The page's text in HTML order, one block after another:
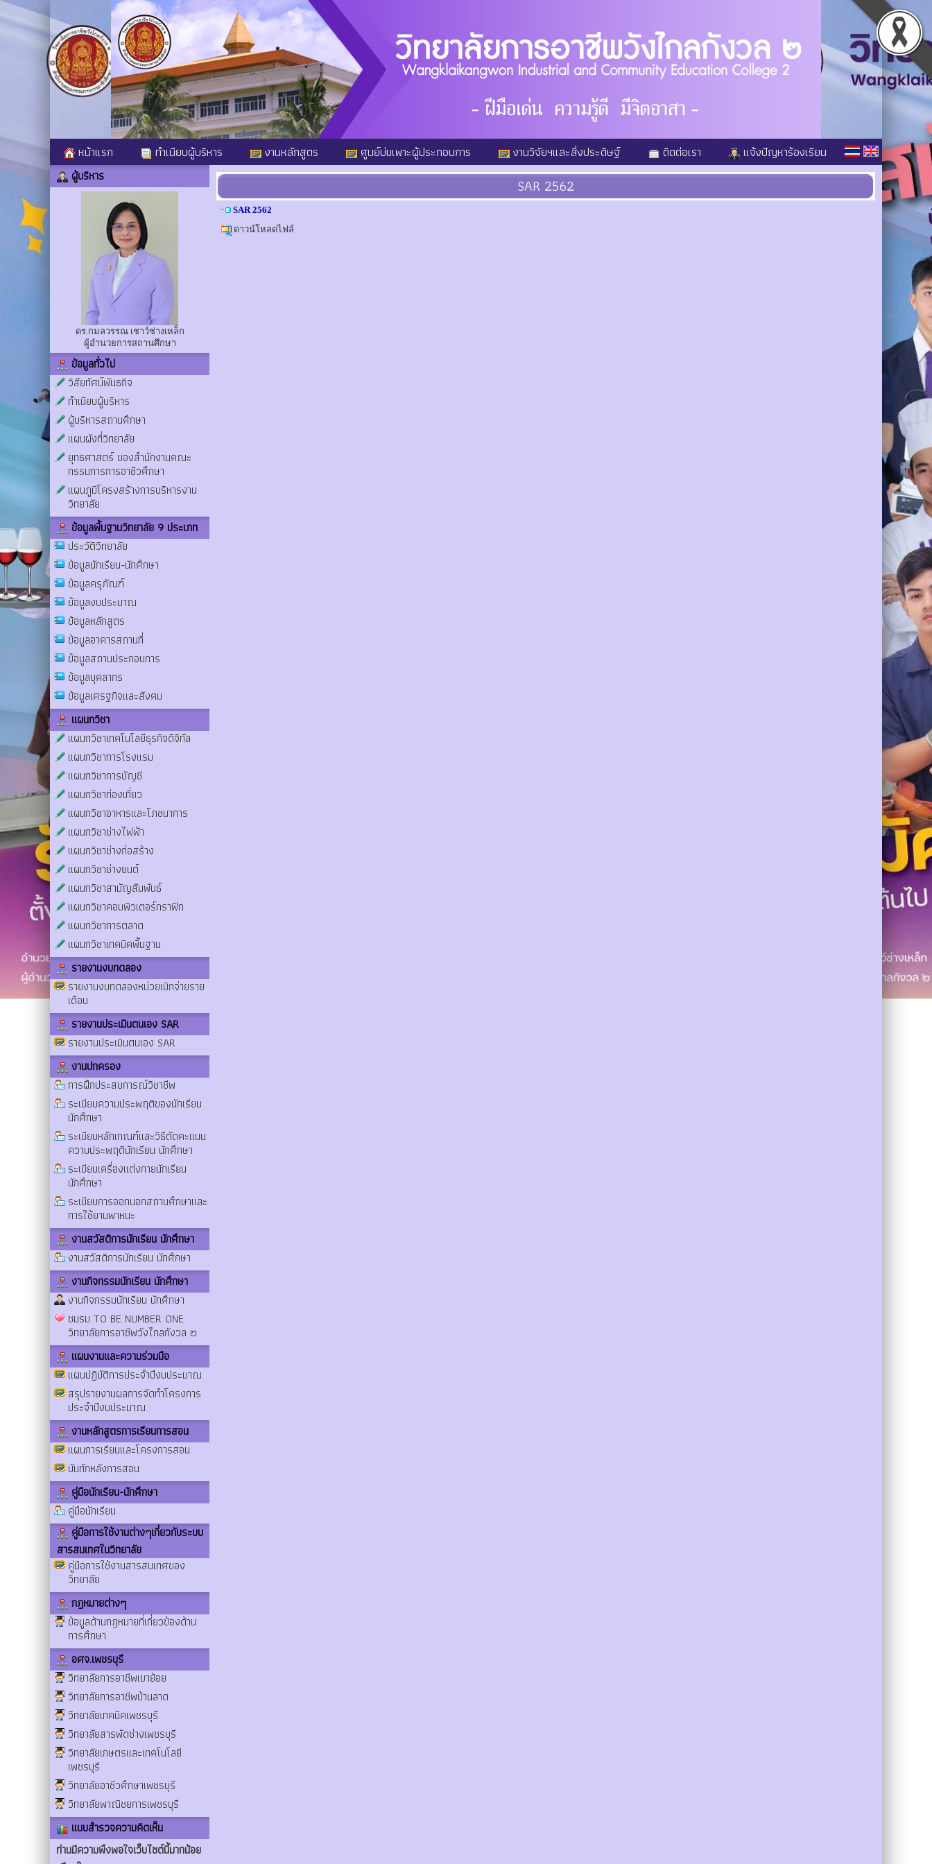
หน้าแรก ทำเนียบผู้บริหาร งานหลักสูตร ศูนย์บ่มเพาะผู้ประกอบการ งานวิจัยฯและสิ่งประดิษฐ์ ติดต่อเรา แจ้งปัญหาร้องเรียน
ผู้บริหาร
ดร.กมลวรรณ เชาว์ช่างเหล็ก
ผู้อำนวยการสถานศึกษา
ข้อมูลทั่วไป
วิสัยทัศน์พันธกิจ
ทำเนียบผู้บริหาร
ผู้บริหารสถานศึกษา
แผนผังที่วิทยาลัย
ยุทธศาสตร์ ของสำนักงานคณะ
กรรมการการอาชีวศึกษา
แผนภูมิโครงสร้างการบริหารงาน
วิทยาลัย
ข้อมูลพื้นฐานวิทยาลัย 9 ประเภท
ประวัติวิทยาลัย
ข้อมูลนักเรียน-นักศึกษา
ข้อมูลครุภัณฑ์
ข้อมูลงบประมาณ
ข้อมูลหลักสูตร
ข้อมูลอาคารสถานที่
ข้อมูลสถานประกอบการ
ข้อมูลบุคลากร
ข้อมูลเศรฐกิจและสังคม
แผนกวิชา
แผนกวิชาเทคโนโลยีธุรกิจดิจิทัล
แผนกวิชาการโรงแรม
แผนกวิชาการบัญชี
แผนกวิชาท่องเที่ยว
แผนกวิชาอาหารและโภชนาการ
แผนกวิชาช่างไฟฟ้า
แผนกวิชาช่างก่อสร้าง
แผนกวิชาช่างยนต์
แผนกวิชาสามัญสัมพันธ์
แผนกวิชาคอมพิวเตอร์กราฟิก
แผนกวิชาการตลาด
แผนกวิชาเทคนิคพื้นฐาน
รายงานงบทดลอง
รายงานงบทดลองหน่วยเบิกจ่ายราย
เดือน
รายงานประเมินตนเอง SAR
รายงานประเมินตนเอง SAR
งานปกครอง
การฝึกประสบการณ์วิชาชีพ
ระเบียบความประพฤติของนักเรียน
นักศึกษา
ระเบียบหลักเกณฑ์และวิธีตัดคะแนน
ความประพฤตินักเรียน นักศึกษา
ระเบียบเครื่องแต่งกายนักเรียน
นักศึกษา
ระเบียบการออกนอกสถานศึกษาและ
การใช้ยานพาหนะ
งานสวัสดิการนักเรียน นักศึกษา
งานสวัสดิการนักเรียน นักศึกษา
งานกิจกรรมนักเรียน นักศึกษา
งานกิจกรรมนักเรียน นักศึกษา
ชมรม TO BE NUMBER ONE
วิทยาลัยการอาชีพวังไกลกังวล ๒
แผนงานและความร่วมมือ
แผนปฏิบัติการประจำปีงบประมาณ
สรุปรายงานผลการจัดทำโครงการ
ประจำปีงบประมาณ
งานหลักสูตรการเรียนการสอน
แผนการเรียนและโครงการสอน
บันทักหลังการสอน
คู่มือนักเรียน-นักศึกษา
คู่มือนักเรียน
คู่มือการใช้งานต่างๆเกี่ยวกับระบบ
สารสนเทศในวิทยาลัย
คู่มือการใช้งานสารสนเทศของ
วิทยาลัย
กฎหมายต่างๆ
ข้อมูลด้านกฎหมายที่เกี่ยวข้องด้าน
การศึกษา
อศจ.เพชรบุรี
วิทยาลัยการอาชีพเขาย้อย
วิทยาลัยการอาชีพบ้านลาด
วิทยาลัยเทคนิคเพชรบุรี
วิทยาลัยสารพัดช่างเพชรบุรี
วิทยาลัยเกษตรและเทคโนโลยี
เพชรบุรี
วิทยาลัยอาชีวศึกษาเพชรบุรี
วิทยาลัยพาณิชยการเพชรบุรี
แบบสำรวจความคิดเห็น
ท่านมีความพึงพอใจเว็บไซต์นี้มากน้อย
SAR 2562
SAR 2562
ดาวน์โหลดไฟล์